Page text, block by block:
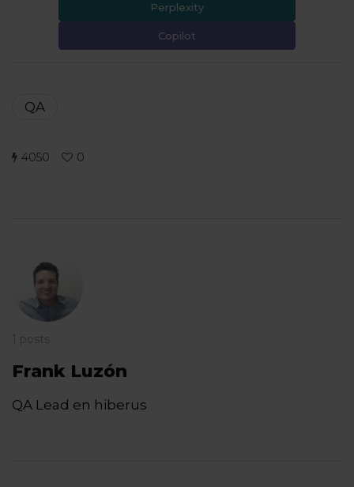
Perplexity
Copilot
QA
4050 0
1 posts
Frank Luzón
QA Lead en hiberus